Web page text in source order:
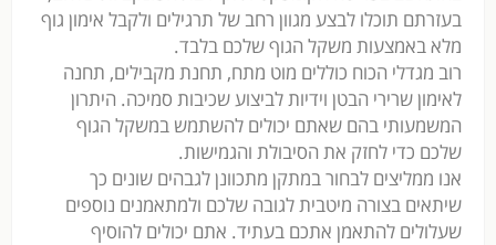
בעזרתם תוכלו לבצע מגוון רחב של תרגילים ולקבל אימון גוף
מלא באמצעות משקל הגוף שלכם בלבד.
רוב מגדלי הכוח כוללים מוט מתח, תחנת מקבילים, תחנה
לאימון שרירי הבטן וידיות לביצוע שכיבות סמיכה. היתרון
המשמעותי בהם שאתם יכולים להשתמש במשקל הגוף
שלכם כדי לחזק את הסיבולת והגמישות.
אנו ממליצים לבחור במתקן מתכוונן לגבהים שונים כך
שיתאים בצורה מיטבית לגובה שלכם ולמתאמנים נוספים
שעלולים להתאמן אתכם בעתיד. אתם יכולים להוסיף